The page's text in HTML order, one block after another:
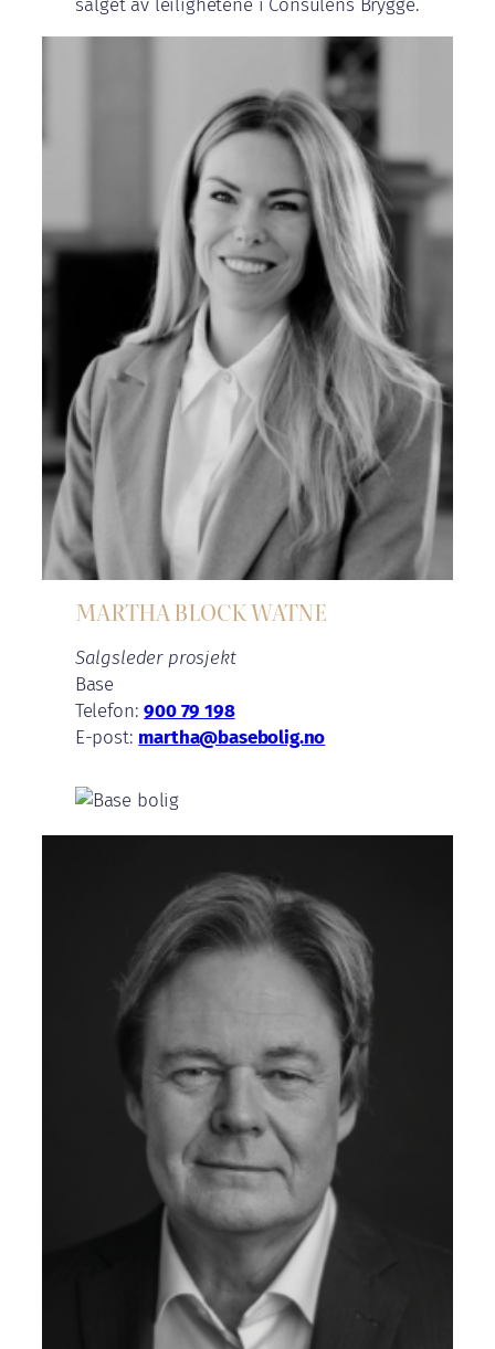
salget av leilighetene i Consulens Brygge.
MARTHA BLOCK WATNE
Salgsleder prosjekt
Base
Telefon:900 79 198
E-post: martha@basebolig.no